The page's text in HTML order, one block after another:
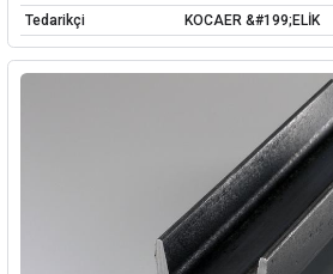
Tedarikçi
KOCAER &#199;ELİK